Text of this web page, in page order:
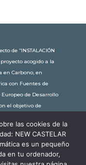
de “INSTALACIÓN
proyecto acogido a la
en Carbono, en
con Fuentes de
de Desarrollo
el objetivo de
de 60kW, la
planeta 34,79
116.677 km en coche
las cookies de la
NEW CASTELAR
es un pequeño
en tu ordenador,